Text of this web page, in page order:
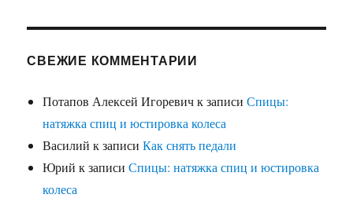
СВЕЖИЕ КОММЕНТАРИИ
Потапов Алексей Игоревичк записиСпицы:
натяжка спиц и юстировка колеса
Василий к записиКак снять педали
Юрий к записиСпицы: натяжка спиц и юстировка
колеса